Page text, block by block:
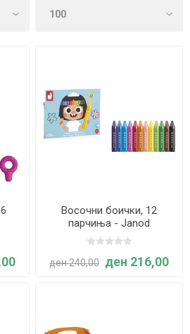
Восочни боички, 12
парчиња - Janod
ден 240,00 ден 216,00